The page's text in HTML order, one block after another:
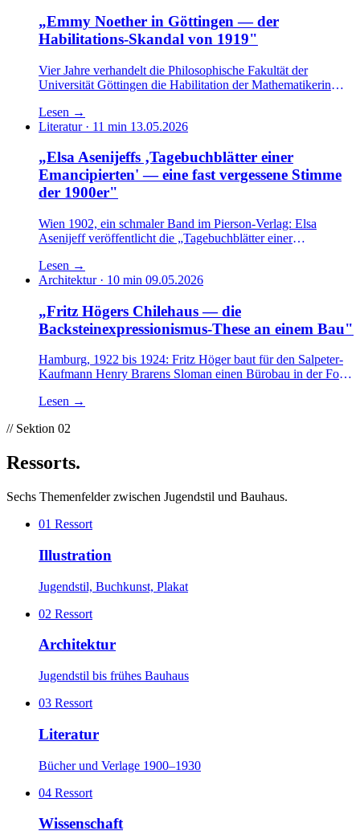
„Emmy Noether in Göttingen — der
Habilitations-Skandal von 1919"
Vier Jahre verhandelt die Philosophische Fakultät der
Universität Göttingen die Habilitation der Mathematikerin
Badeanstalt" — und was sich danach tatsächlich an der
Position der Frauen in der Mathematik geändert hat.
Lesen →
Literatur · 11 min 13.05.2026
„Elsa Asenijeffs ‚Tagebuchblätter einer
Emancipierten' — eine fast vergessene Stimme
der 1900er"
Wien 1902, ein schmaler Band im Pierson-Verlag: Elsa
Asenijeff veröffentlicht die „Tagebuchblätter einer
Prosa und ihrer Verfasserin — zwischen Leipziger
Kulturmilieu, Beziehung zu Max Klinger und der späten
Lesen →
Architektur · 10 min 09.05.2026
„Fritz Högers Chilehaus — die
Backsteinexpressionismus-These an einem Bau"
Hamburg, 1922 bis 1924: Fritz Höger baut für den Salpeter-
Kaufmann Henry Brarens Sloman einen Bürobau in der Form
Geometrie, Werkbund-Theorie — und über die Frage, was an
expressionistisch ist.
Lesen →
// Sektion 02
Ressorts.
Sechs Themenfelder zwischen Jugendstil und Bauhaus.
01 Ressort
Illustration
Jugendstil, Buchkunst, Plakat
02 Ressort
Architektur
Jugendstil bis frühes Bauhaus
03 Ressort
Literatur
Bücher und Verlage 1900–1930
04 Ressort
Wissenschaft